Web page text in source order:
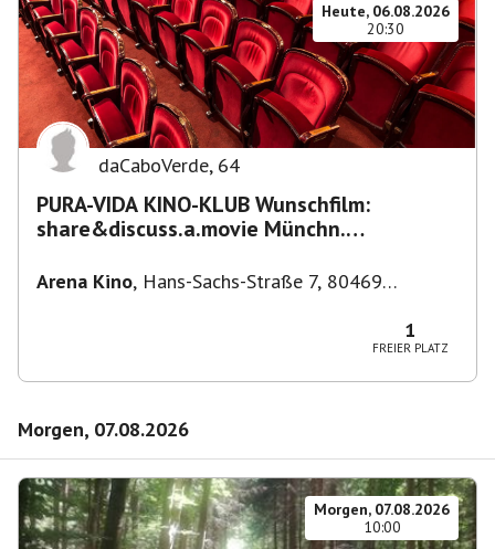
Heute, 06.08.2026
20:30
daCaboVerde, 64
PURA-VIDA KINO-KLUB Wunschfilm:
share&discuss.a.movie Münchn.
Arena Kino, Hans-Sachs-Straße 7, 80469
1
FREIER PLATZ
Morgen, 07.08.2026
Morgen, 07.08.2026
10:00